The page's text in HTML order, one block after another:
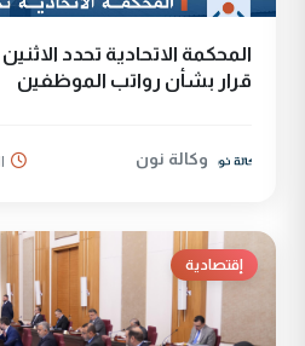
المحكمة الاتحادية تحدد
قرار بشأن رواتب الموظفين
وكالة نون
إقتصادية